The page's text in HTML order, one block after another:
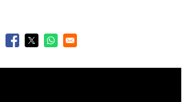
Opens in a new window
Opens in a new window
Opens in a new window